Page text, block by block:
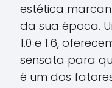
estética
da sua época.
1.0 e 1.6,
sensata para
é um dos